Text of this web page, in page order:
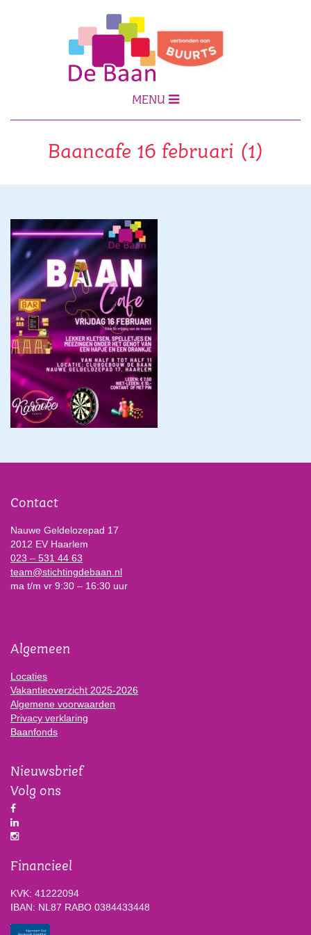
MENU
Baancafe 16 februari (1)
Contact
Nauwe Geldelozepad 17
2012 EV Haarlem
023 – 531 44 63
team@stichtingdebaan.nl
ma t/m vr 9:30 – 16:30 uur
Algemeen
Locaties
Vakantieoverzicht 2025-2026
Algemene voorwaarden
Privacy verklaring
Baanfonds
Nieuwsbrief
Volg ons
Financieel
KVK: 41222094
IBAN: NL87 RABO 0384433448